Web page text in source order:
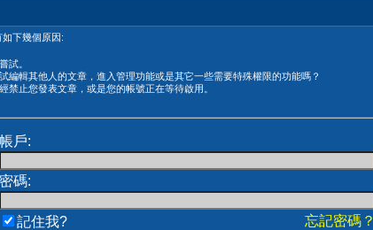
下幾個原因:
試。
編輯其他人的文章，進入管理功能或是其它一些需要特殊權限的功能嗎？
禁止您發表文章，或是您的帳號正在等待啟用。
帳戶:
密碼:
忘記密碼？
記住我?